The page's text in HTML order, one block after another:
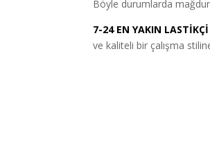
Böyle durumlarda
7-24 EN YAKIN
ve kaliteli bir çalışma